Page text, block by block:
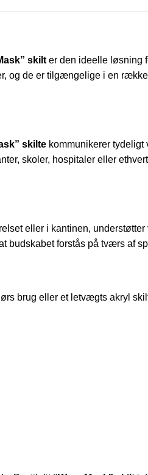
skilt er den ideelle løsning
og de er tilgængelige i en
skilte kommunikerer tydeligt
skoler, hospitaler eller
eller i kantinen,
budskabet forstås på tværs af
brug eller et letvægts akryl